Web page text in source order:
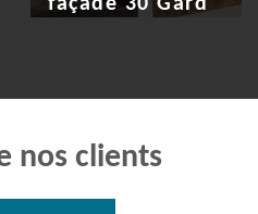
façade 30 Gard
nos clients